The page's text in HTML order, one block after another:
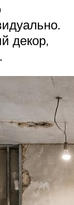
декор,